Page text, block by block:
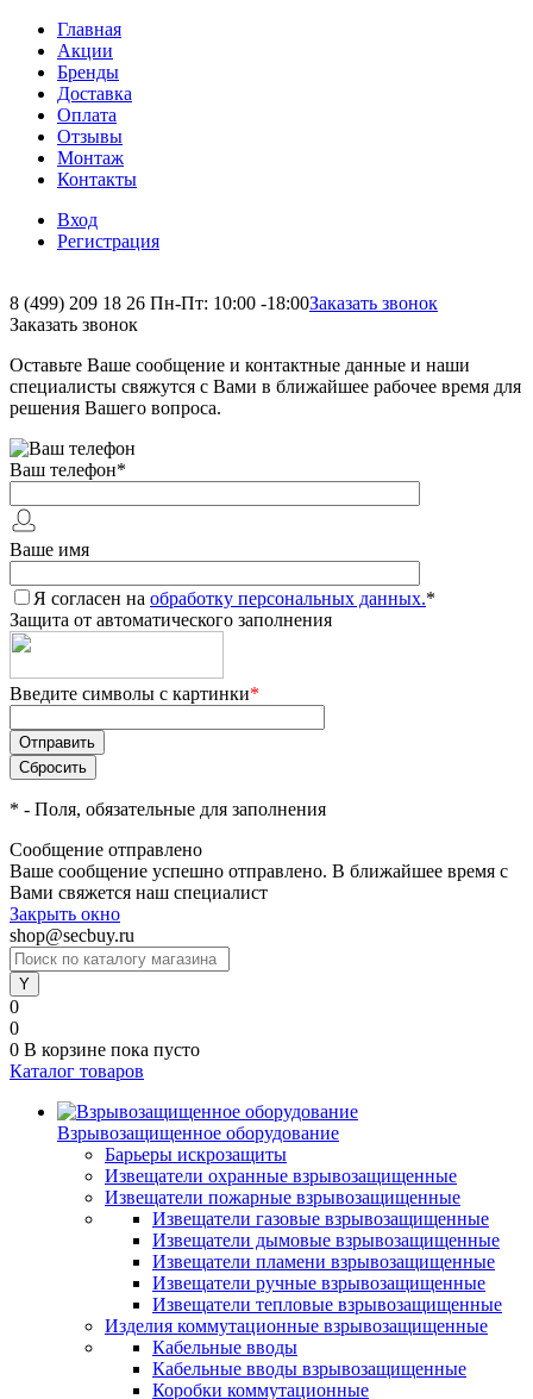
Главная
Акции
Бренды
Доставка
Оплата
Отзывы
Монтаж
Контакты
Вход
Регистрация
8 (499) 209 18 26 Пн-Пт: 10:00 -18:00Заказать звонок
Заказать звонок
Оставьте Ваше сообщение и контактные данные и наши
специалисты свяжутся с Вами в ближайшее рабочее время для
решения Вашего вопроса.
Ваш телефон*
Ваше имя
Я согласен на обработку персональных данных.*
Защита от автоматического заполнения
Введите символы с картинки*
* - Поля, обязательные для заполнения
Сообщение отправлено
Ваше сообщение успешно отправлено. В ближайшее время с
Вами свяжется наш специалист
Закрыть окно
shop@secbuy.ru
0
0
0 В корзине пока пусто
Каталог товаров
Взрывозащищенное оборудование
Барьеры искрозащиты
Извещатели охранные взрывозащищенные
Извещатели пожарные взрывозащищенные
Извещатели газовые взрывозащищенные
Извещатели дымовые взрывозащищенные
Извещатели пламени взрывозащищенные
Извещатели ручные взрывозащищенные
Извещатели тепловые взрывозащищенные
Изделия коммутационные взрывозащищенные
Кабельные вводы
Кабельные вводы взрывозащищенные
Коробки коммутационные